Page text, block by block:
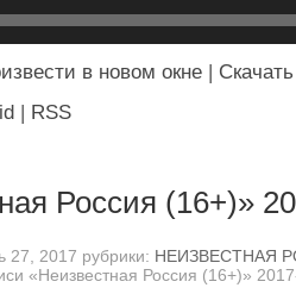
в новом окне | Скачать
| RSS
Россия (16+)»
27, 2017 рубрики: НЕИЗВЕСТНАЯ
«Неизвестная Россия (16+)»